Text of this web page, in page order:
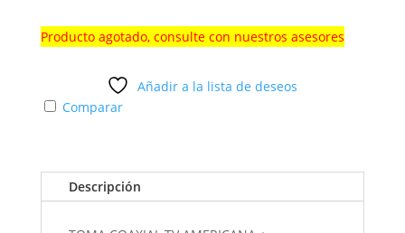
Producto agotado, consulte con nuestros asesores
Añadir a la lista de deseos
Comparar
Descripción